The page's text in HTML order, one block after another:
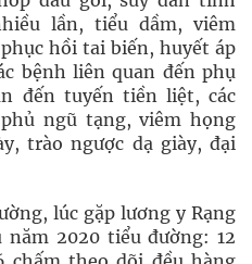
lần, tiểu dầm, viêm
hồi tai biến, huyết áp
bệnh liên quan đến phụ
đến tuyến tiền liệt, các
ngũ tạng, viêm họng
trào ngược dạ giày, đại
lúc gặp lương y Rạng
năm 2020 tiểu đường: 12